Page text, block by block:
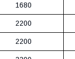
1680
2200
2200